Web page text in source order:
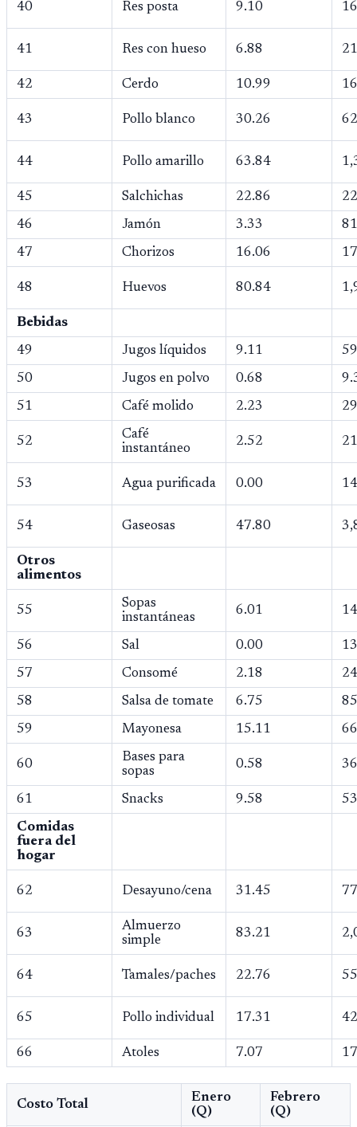
40 Res posta 9.10
41 Res con hueso 6.88
42 Cerdo 10.99
43 Pollo blanco 30.26
44 Pollo amarillo 63.84
45 Salchichas 22.86
46
Jamón 3.33
47
Chorizos 16.06
48 Huevos 80.84
Bebidas
49
Jugos líquidos 9.11
50
Jugos en polvo 0.68
51
Café molido 2.23
52
Café
instantáneo
2.52
53 Agua purificada 0.00
54 Gaseosas 47.80
Otros
alimentos
55
Sopas
instantáneas
6.01
56 Sal 0.00
57
Consomé 2.18
58
Salsa de tomate 6.75
59
Mayonesa 15.11
60
Bases para
sopas
0.58
61 Snacks 9.58
Comidas
fuera del
hogar
62 Desayuno/cena 31.45
63
Almuerzo
simple
83.21
64 Tamales/paches 22.76
65 Pollo individual 17.31
66 Atoles 7.07
Costo Total
Enero
(Q)
Febrero
(Q)